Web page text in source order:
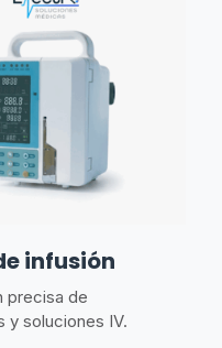
infusión
precisa de
y soluciones IV.